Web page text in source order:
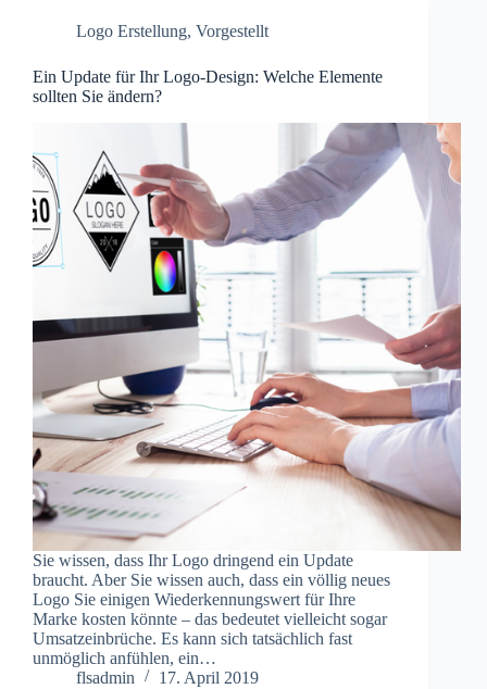
Logo Erstellung, Vorgestellt
Ein Update für Ihr Logo-Design: Welche Elemente
sollten Sie ändern?
Sie wissen, dass Ihr Logo dringend ein Update
braucht. Aber Sie wissen auch, dass ein völlig neues
Logo Sie einigen Wiederkennungswert für Ihre
Marke kosten könnte – das bedeutet vielleicht sogar
Umsatzeinbrüche. Es kann sich tatsächlich fast
unmöglich anfühlen, ein…
flsadmin
17. April 2019